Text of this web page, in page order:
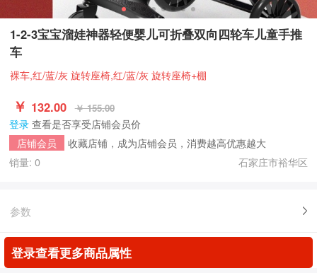
1-2-3宝宝溜娃神器轻便婴儿可折叠双向四轮车儿童手推
车
裸车,红/蓝/灰 旋转座椅,红/蓝/灰 旋转座椅+棚
￥ 132.00 ￥ 155.00
登录 查看是否享受店铺会员价
店铺会员
收藏店铺，成为店铺会员，消费越高优惠越大
销量: 0
石家庄市裕华区
参数
登录查看更多商品属性